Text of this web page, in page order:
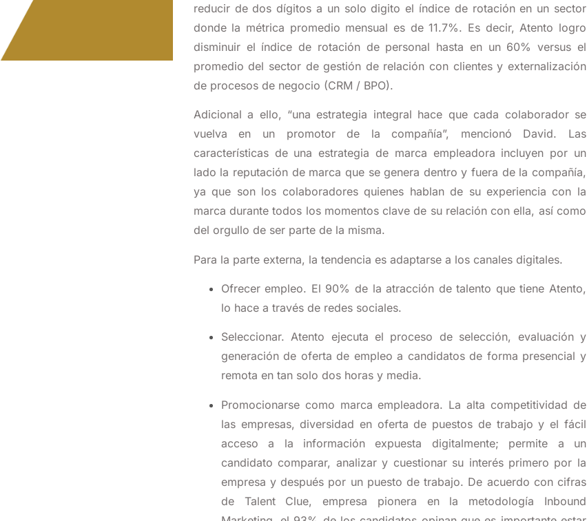
reducir de dos dígitos a un solo digito el índice de rotación en un sector
donde la métrica promedio mensual es de 11.7%. Es decir, Atento logro
disminuir el índice de rotación de personal hasta en un 60% versus el
promedio del sector de gestión de relación con clientes y externalización
de procesos de negocio (CRM / BPO).
Adicional a ello, “una estrategia integral hace que cada colaborador se
vuelva en un promotor de la compañía”, mencionó David. Las
características de una estrategia de marca empleadora incluyen por un
lado la reputación de marca que se genera dentro y fuera de la compañía,
ya que son los colaboradores quienes hablan de su experiencia con la
marca durante todos los momentos clave de su relación con ella, así como
del orgullo de ser parte de la misma.
Para la parte externa, la tendencia es adaptarse a los canales digitales.
Ofrecer empleo. El 90% de la atracción de talento que tiene Atento,
lo hace a través de redes sociales.
Seleccionar. Atento ejecuta el proceso de selección, evaluación y
generación de oferta de empleo a candidatos de forma presencial y
remota en tan solo dos horas y media.
Promocionarse como marca empleadora. La alta competitividad de
las empresas, diversidad en oferta de puestos de trabajo y el fácil
acceso a la información expuesta digitalmente; permite a un
candidato comparar, analizar y cuestionar su interés primero por la
empresa y después por un puesto de trabajo. De acuerdo con cifras
de Talent Clue, empresa pionera en la metodología Inbound